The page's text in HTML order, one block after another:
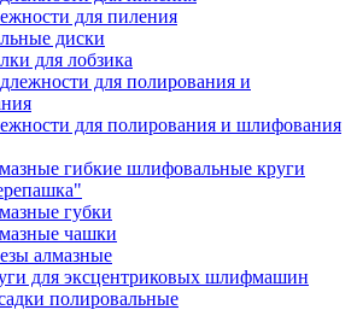
для пиления
диски
для лобзика
для полирования и шлифования
гибкие шлифовальные круги
губки
чашки
алмазные
для эксцентриковых шлифмашин
полировальные